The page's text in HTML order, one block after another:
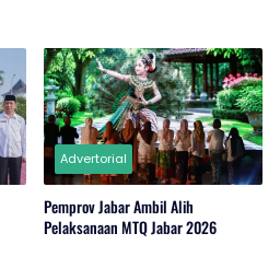
Advertorial
Pemprov Jabar Ambil Alih
Pelaksanaan MTQ Jabar 2026